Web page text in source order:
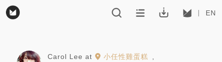
EN
Carol Lee at 小任性雞蛋糕